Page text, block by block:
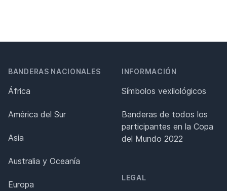
BANDERAS NACIONALES
África
América del Sur
Asia
Australia y Oceanía
Europa
INFORMACIÓN
Símbolos vexilológicos
Banderas de todos los
participantes en la Copa
del Mundo 2022
LEGAL